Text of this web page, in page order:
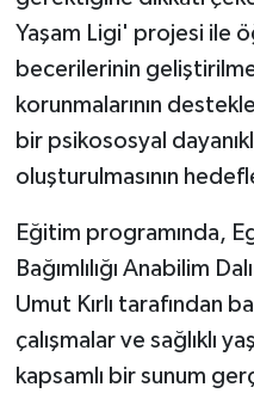
Yaşam Ligi' projesi ile
becerilerinin
korunmalarının
bir psikososyal
oluşturulmasının
Eğitim programında,
Bağımlılığı Anabilim
Umut Kırlı tarafından
çalışmalar ve sağlıklı
kapsamlı bir sunum